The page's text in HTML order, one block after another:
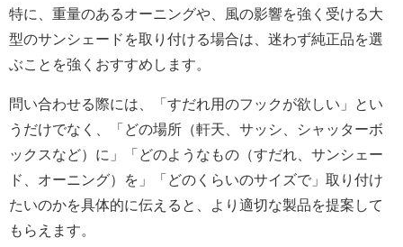
特に、重量のあるオーニングや、風の影響を強く受ける大
型のサンシェードを取り付ける場合は、迷わず純正品を選
ぶことを強くおすすめします。
問い合わせる際には、「すだれ用のフックが欲しい」とい
うだけでなく、「どの場所（軒天、サッシ、シャッターボ
ックスなど）に」「どのようなもの（すだれ、サンシェー
ド、オーニング）を」「どのくらいのサイズで」取り付け
たいのかを具体的に伝えると、より適切な製品を提案して
もらえます。